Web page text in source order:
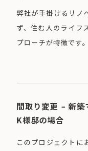
弊社が手掛けるリノ
ず、住む人のライフ
プローチが特徴です。
間取り変更 – 新
K様邸の場合
このプロジェクトに